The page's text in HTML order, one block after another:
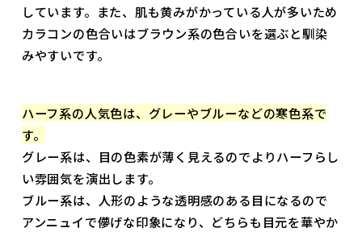
しています。また、肌も黄みがかっている人が多いため
カラコンの色合いはブラウン系の色合いを選ぶと馴染
みやすいです。
ハーフ系の人気色は、グレーやブルーなどの寒色系で
す。
グレー系は、目の色素が薄く見えるのでよりハーフらし
い雰囲気を演出します。
ブルー系は、人形のような透明感のある目になるので
アンニュイで儚げな印象になり、どちらも目元を華やか